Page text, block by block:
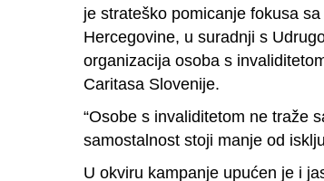
je strateško pomicanje fokusa
Hercegovine, u suradnji s
organizacija osoba s
Caritasa Slovenije.
“Osobe s invaliditetom ne traže
samostalnost stoji manje od
U okviru kampanje upućen je i